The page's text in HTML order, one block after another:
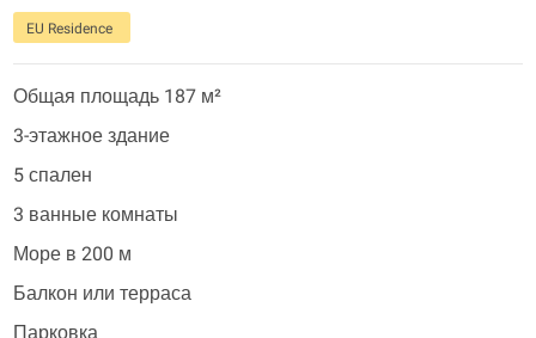
EU Residence
Общая площадь 187 м²
3-этажное здание
5 спален
3 ванные комнаты
Море в 200 м
Балкон или терраса
Парковка